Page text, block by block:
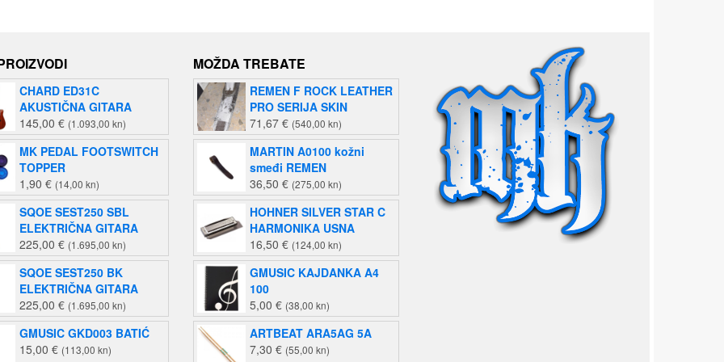
CHARD ED31C
AKUSTIČNA GITARA
145,00 € (1.093,00 kn)
MK PEDAL FOOTSWITCH
TOPPER
1,90 € (14,00 kn)
SQOE SEST250 SBL
ELEKTRIČNA GITARA
225,00 € (1.695,00 kn)
SQOE SEST250 BK
ELEKTRIČNA GITARA
225,00 € (1.695,00 kn)
GMUSIC GKD003 BATIĆ
15,00 € (113,00 kn)
MOŽDA TREBATE
REMEN F ROCK LEATHER
PRO SERIJA SKIN
71,67 € (540,00 kn)
MARTIN A0100 kožni
smeđi REMEN
36,50 € (275,00 kn)
HOHNER SILVER STAR C
HARMONIKA USNA
16,50 € (124,00 kn)
GMUSIC KAJDANKA A4
100
5,00 € (38,00 kn)
ARTBEAT ARA5AG 5A
7,30 € (55,00 kn)